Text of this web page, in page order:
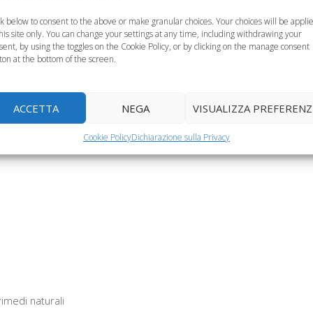
below to consent to the above or make granular choices. Your choices will be
site only. You can change your settings at any time, including withdrawing your
by using the toggles on the Cookie Policy, or by clicking on the manage consent
at the bottom of the screen.
ACCETTA NEGA VISUALIZZA
Cookie PolicyDichiarazione sulla Privacy
comportarsi
con questa
Reflusso nei neonati,
come comportarsi?
Pirosi gastrica in
naturali